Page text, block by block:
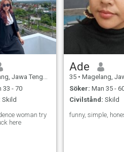
Tengah, Indonesien
33 - 70
Skild
woman try
here
Ade
35 • Magelang, Jawa
Söker: Man 35 -
Civilstånd: Skild
funny, simple,